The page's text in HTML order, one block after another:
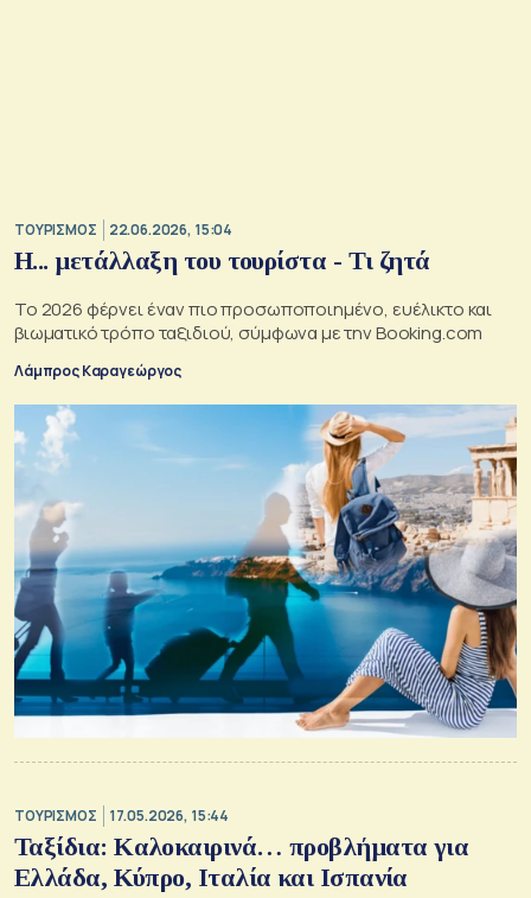
ΤΟΥΡΙΣΜΟΣ 22.06.2026, 15:04
Η... μετάλλαξη του τουρίστα - Τι ζητά
Το 2026 φέρνει έναν πιο προσωποποιημένο, ευέλικτο και
βιωματικό τρόπο ταξιδιού, σύμφωνα με την Booking.com
Λάμπρος Καραγεώργος
ΤΟΥΡΙΣΜΟΣ 17.05.2026, 15:44
Ταξίδια: Καλοκαιρινά… προβλήματα για
Ελλάδα, Κύπρο, Ιταλία και Ισπανία